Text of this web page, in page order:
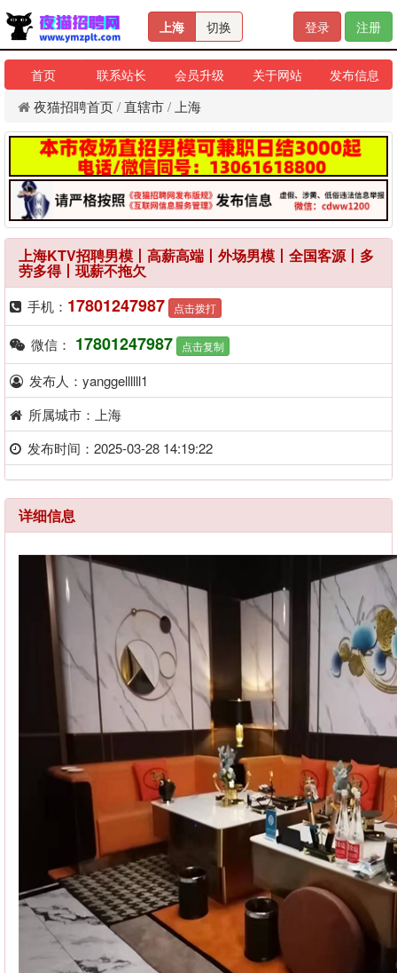
上海 切换 登录 注册
首页 联系站长 会员升级 关于网站 发布信息
夜猫招聘首页/直辖市/ 上海
上海KTV招聘男模丨高薪高端丨外场男模丨全国客源丨多
劳多得丨现薪不拖欠
手机： 17801247987 点击拨打
微信： 17801247987 点击复制
发布人：yanggellllll1
所属城市：上海
发布时间：2025-03-28 14:19:22
详细信息